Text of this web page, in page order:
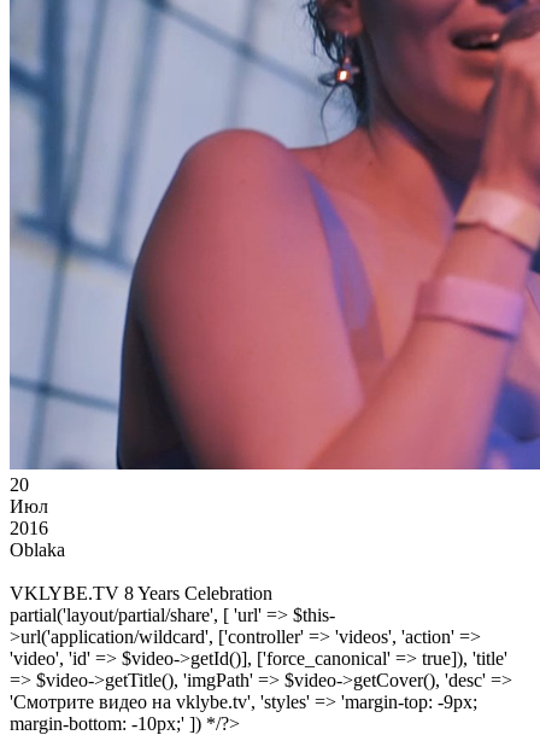
20
Июл
2016
Oblaka
VKLYBE.TV 8 Years Celebration
partial('layout/partial/share', [ 'url' => $this-
>url('application/wildcard', ['controller' => 'videos', 'action' =>
'video', 'id' => $video->getId()], ['force_canonical' => true]), 'title'
=> $video->getTitle(), 'imgPath' => $video->getCover(), 'desc' =>
'Смотрите видео на vklybe.tv', 'styles' => 'margin-top: -9px;
margin-bottom: -10px;' ]) */?>